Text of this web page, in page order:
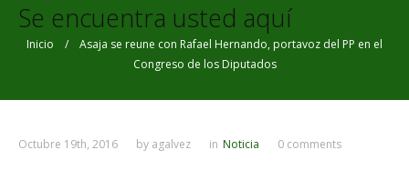
Se encuentra usted aquí
Inicio / Asaja se reune con Rafael Hernando, portavoz del PP en el
Congreso de los Diputados
Octubre 19th, 2016 by agalvez in Noticia 0 comments